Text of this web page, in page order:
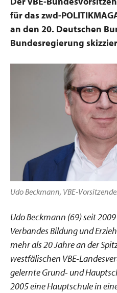
für das zwd-
an den 20. Deutschen
Bundesregierung
Udo Beckmann, VBE-
Udo Beckmann (69) seit
Verbandes Bildung und
mehr als 20 Jahre an der
westfälischen VBE-
gelernte Grund- und
2005 eine Hauptschule in